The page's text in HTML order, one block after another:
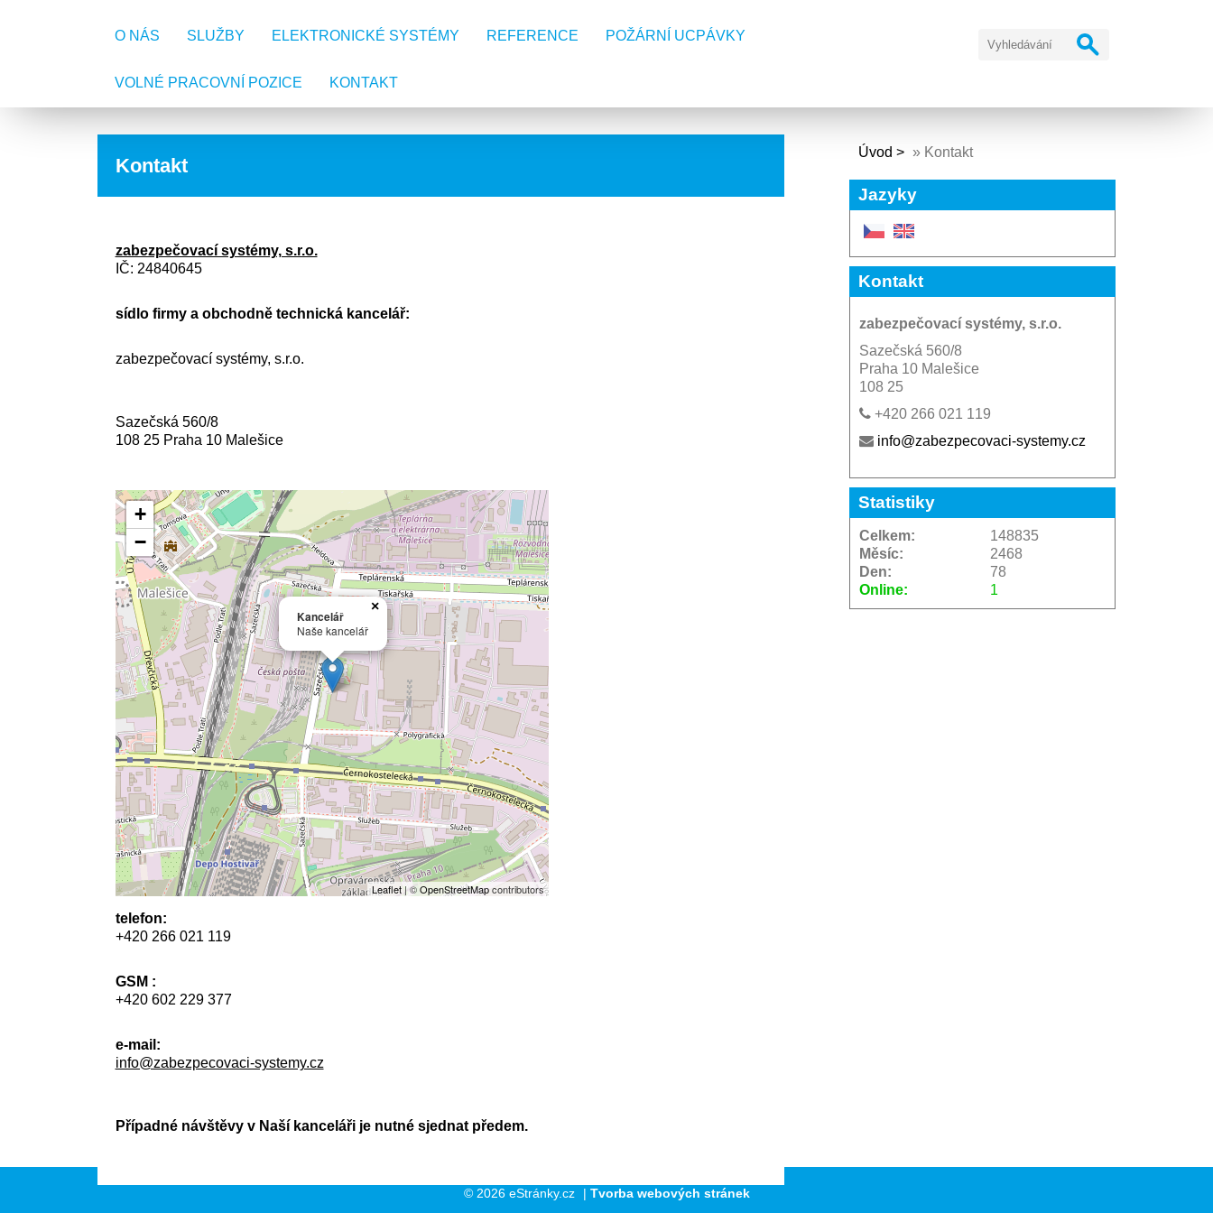
O NÁS SLUŽBY ELEKTRONICKÉ SYSTÉMY REFERENCE POŽÁRNÍ UCPÁVKY
VOLNÉ PRACOVNÍ POZICE KONTAKT
Kontakt
zabezpečovací systémy, s.r.o.
IČ: 24840645
sídlo firmy a obchodně technická kancelář:
zabezpečovací systémy, s.r.o.
Sazečská 560/8
108 25 Praha 10 Malešice
Kancelář
Naše kancelář
×
+
−
Leaflet| ©OpenStreetMapcontributors
telefon:
+420 266 021 119
GSM :
+420 602 229 377
e-mail:
info@zabezpecovaci-systemy.cz
Případné návštěvy v Naší kanceláři je nutné sjednat předem.
Úvod » Kontakt
Jazyky
Kontakt
zabezpečovací systémy, s.r.o.
Sazečská 560/8
Praha 10 Malešice
108 25
+420 266 021 119
info@zabezpecovaci-systemy.cz
Statistiky
Online: 1
Celkem:
148835
Měsíc:
2468
Den:
78
© 2026 eStránky.cz | Tvorba webových stránek